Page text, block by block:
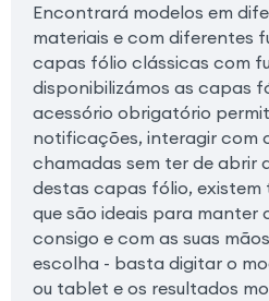
Encontrará modelos em
materiais e com diferentes
capas fólio clássicas com
disponibilizámos as capas
acessório obrigatório
notificações, interagir com
chamadas sem ter de abrir
destas capas fólio,
que são ideais para manter
consigo e com as suas
escolha - basta digitar o
ou tablet e os resultados